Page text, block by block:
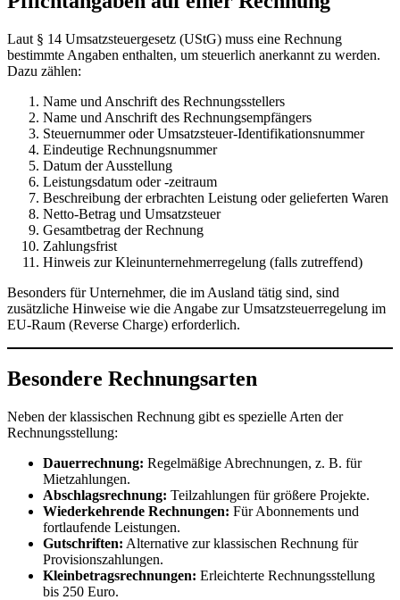
Laut § 14 Umsatzsteuergesetz (UStG) muss eine Rechnung
bestimmte Angaben enthalten, um steuerlich anerkannt zu werden.
Dazu zählen:
Name und Anschrift des Rechnungsstellers
Name und Anschrift des Rechnungsempfängers
Steuernummer oder Umsatzsteuer-Identifikationsnummer
Eindeutige Rechnungsnummer
Datum der Ausstellung
Leistungsdatum oder -zeitraum
Beschreibung der erbrachten Leistung oder gelieferten Waren
Netto-Betrag und Umsatzsteuer
Gesamtbetrag der Rechnung
Zahlungsfrist
Hinweis zur Kleinunternehmerregelung (falls zutreffend)
Besonders für Unternehmer, die im Ausland tätig sind, sind
zusätzliche Hinweise wie die Angabe zur Umsatzsteuerregelung im
EU-Raum (Reverse Charge) erforderlich.
Besondere Rechnungsarten
Neben der klassischen Rechnung gibt es spezielle Arten der
Rechnungsstellung:
Dauerrechnung: Regelmäßige Abrechnungen, z. B. für
Mietzahlungen.
Abschlagsrechnung: Teilzahlungen für größere Projekte.
Wiederkehrende Rechnungen: Für Abonnements und
fortlaufende Leistungen.
Gutschriften: Alternative zur klassischen Rechnung für
Provisionszahlungen.
Kleinbetragsrechnungen: Erleichterte Rechnungsstellung
bis 250 Euro.